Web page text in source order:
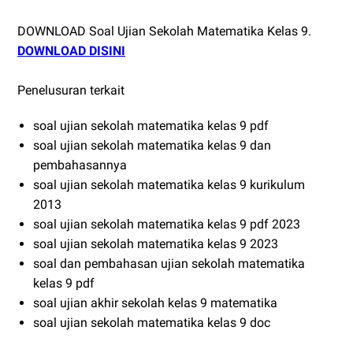
DOWNLOAD Soal Ujian Sekolah Matematika Kelas 9.
DOWNLOAD DISINI
Penelusuran terkait
soal ujian sekolah matematika kelas 9 pdf
soal ujian sekolah matematika kelas 9 dan
pembahasannya
soal ujian sekolah matematika kelas 9 kurikulum
2013
soal ujian sekolah matematika kelas 9 pdf 2023
soal ujian sekolah matematika kelas 9 2023
soal dan pembahasan ujian sekolah matematika
kelas 9 pdf
soal ujian akhir sekolah kelas 9 matematika
soal ujian sekolah matematika kelas 9 doc